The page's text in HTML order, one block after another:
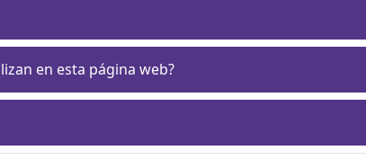
en esta página web?